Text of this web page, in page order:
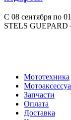
С 08 сентября по
STELS GUEPARD
Мототехника
Запчасти
Оплата
Доставка